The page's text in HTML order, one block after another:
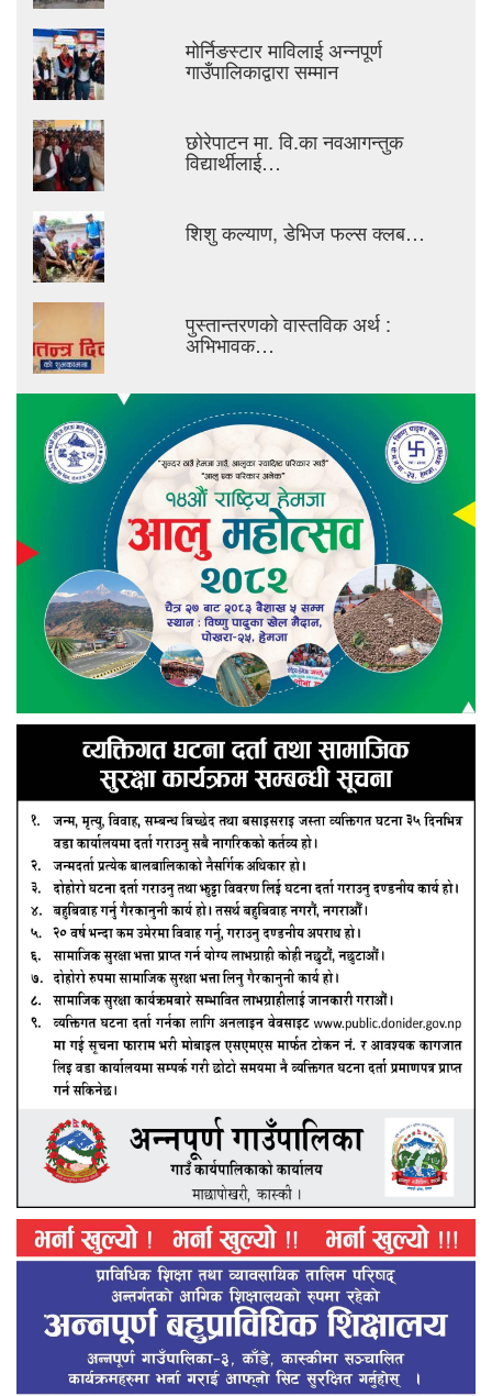
मोर्निङस्टार माविलाई अन्नपूर्ण
गाउँपालिकाद्वारा सम्मान
छोरेपाटन मा. वि.का नवआगन्तुक
विद्यार्थीलाई…
शिशु कल्याण, डेभिज फल्स क्लब…
पुस्तान्तरणको वास्तविक अर्थ :
अभिभावक…